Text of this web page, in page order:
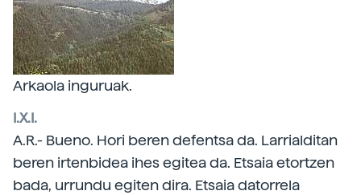
Arkaola inguruak.
I.X.I.
A.R.- Bueno. Hori beren defentsa da. Larrialditan
beren irtenbidea ihes egitea da. Etsaia etortzen
bada, urrundu egiten dira. Etsaia datorrela